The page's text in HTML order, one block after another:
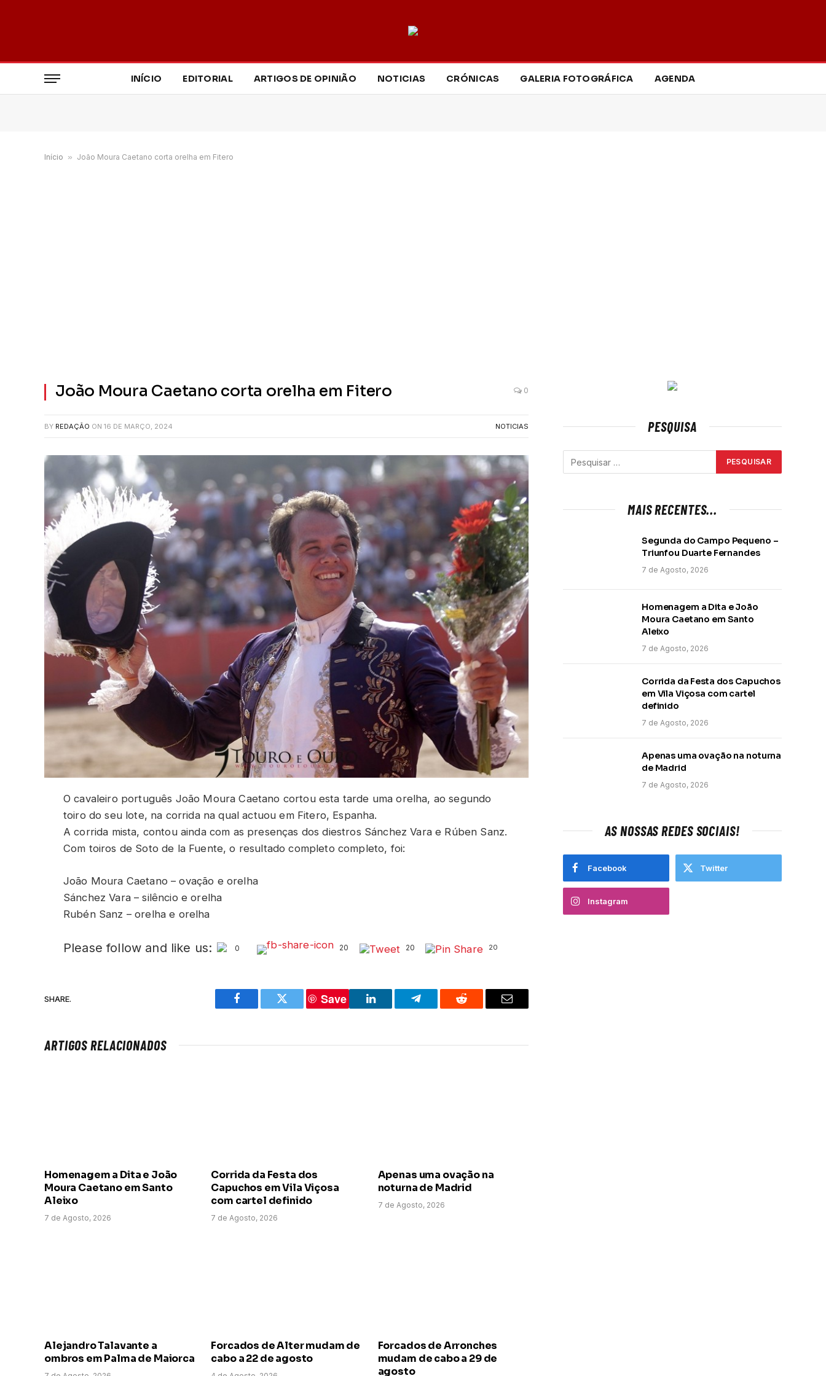
INÍCIO EDITORIAL ARTIGOS DE OPINIÃO NOTICIAS CRÓNICAS GALERIA FOTOGRÁFICA AGENDA
Início » João Moura Caetano corta orelha em Fitero
João Moura Caetano corta orelha em Fitero 0
BY REDAÇÃO ON 16 DE MARÇO, 2024 NOTICIAS
O cavaleiro português João Moura Caetano cortou esta tarde uma orelha, ao segundo
toiro do seu lote, na corrida na qual actuou em Fitero, Espanha.
A corrida mista, contou ainda com as presenças dos diestros Sánchez Vara e Rúben Sanz.
Com toiros de Soto de la Fuente, o resultado completo completo, foi:
João Moura Caetano – ovação e orelha
Sánchez Vara – silêncio e orelha
Rubén Sanz – orelha e orelha
Please follow and like us: 0 20 20 20
SHARE.
Facebook Twitter
Save
LinkedIn Telegram Reddit Email
ARTIGOS RELACIONADOS
Homenagem a Dita e João
Moura Caetano em Santo
Aleixo
7 de Agosto, 2026
Corrida da Festa dos
Capuchos em Vila Viçosa
com cartel definido
7 de Agosto, 2026
Apenas uma ovação na
noturna de Madrid
7 de Agosto, 2026
Alejandro Talavante a
ombros em Palma de Maiorca
Forcados de Alter mudam de
cabo a 22 de agosto
Forcados de Arronches
mudam de cabo a 29 de
agosto
PESQUISA
MAIS RECENTES...
Segunda do Campo Pequeno –
Triunfou Duarte Fernandes
7 de Agosto, 2026
Homenagem a Dita e João
Moura Caetano em Santo
Aleixo
7 de Agosto, 2026
Corrida da Festa dos Capuchos
em Vila Viçosa com cartel
definido
7 de Agosto, 2026
Apenas uma ovação na noturna
de Madrid
7 de Agosto, 2026
AS NOSSAS REDES SOCIAIS!
Facebook Twitter
Instagram